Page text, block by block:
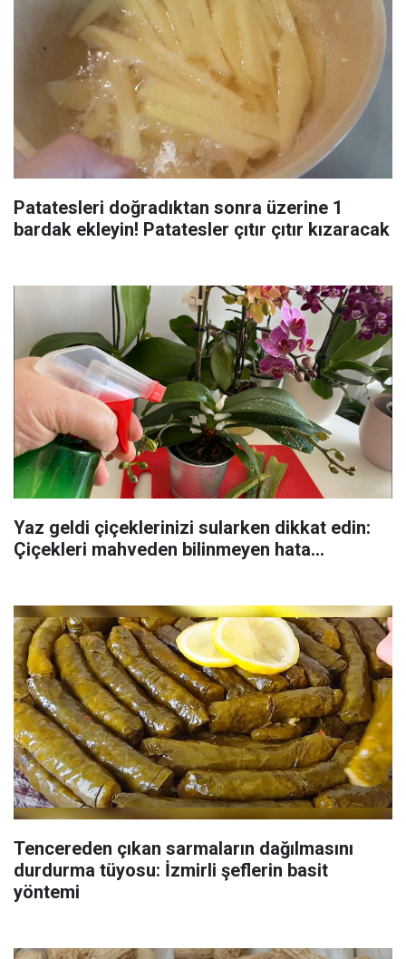
Patatesleri doğradıktan sonra üzerine 1
bardak ekleyin! Patatesler çıtır çıtır kızaracak
Yaz geldi çiçeklerinizi sularken dikkat edin:
Çiçekleri mahveden bilinmeyen hata...
Tencereden çıkan sarmaların dağılmasını
durdurma tüyosu: İzmirli şeflerin basit
yöntemi